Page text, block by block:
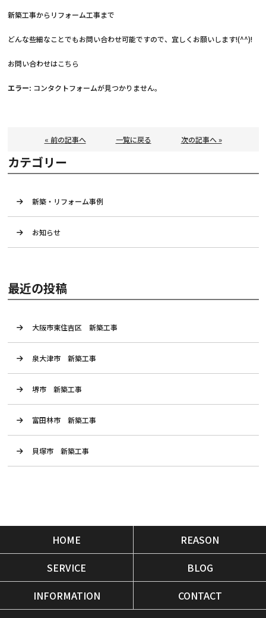
新築工事からリフォーム工事まで
どんな些細なことでもお問い合わせ可能ですので、宜しくお願いします!(^^)!
お問い合わせはこちら
エラー: コンタクトフォームが見つかりません。
« 前の記事へ 一覧に戻る 次の記事へ »
カテゴリー
新築・リフォーム事例
お知らせ
最近の投稿
大阪市東住吉区 新築工事
泉大津市 新築工事
堺市 新築工事
富田林市 新築工事
貝塚市 新築工事
HOME
REASON
SERVICE
BLOG
INFORMATION
CONTACT